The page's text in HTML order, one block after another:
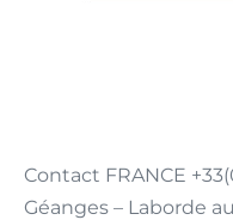
Contact FRANCE
Géanges – Laborde